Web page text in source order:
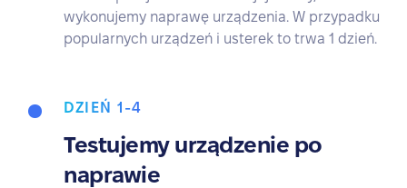
wykonujemy naprawę urządzenia. W przypadku
popularnych urządzeń i usterek to trwa 1 dzień.
DZIEŃ 1-4
Testujemy urządzenie po
naprawie